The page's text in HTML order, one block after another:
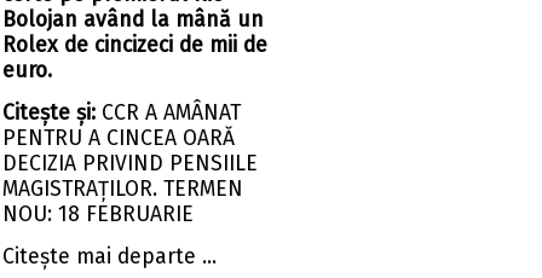
Bolojan având la mână un
Rolex de cincizeci de mii de
euro.
Citește și: CCR A AMÂNAT
PENTRU A CINCEA OARĂ
DECIZIA PRIVIND PENSIILE
MAGISTRAȚILOR. TERMEN
NOU: 18 FEBRUARIE
Citeşte mai departe ...